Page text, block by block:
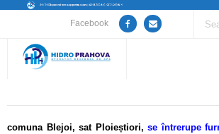
Facebook
Despre noi
comuna Blejoi, sat Ploieștiori, se întrerupe